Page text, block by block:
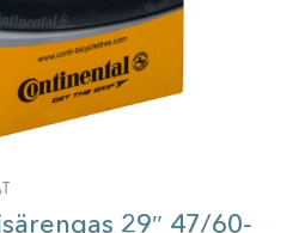
29″ 47/60-